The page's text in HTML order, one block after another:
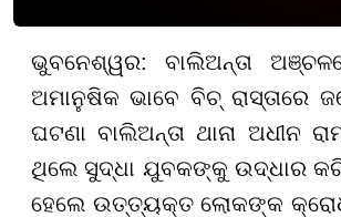
ଭୁବନେଶ୍ୱର: ବାଲିଅନ୍ତା
ଅମାନୁଷିକ ଭାବେ ବିଚ୍ ରାସ୍ତାରେ
ଘଟଣା ବାଲିଅନ୍ତା ଥାନା ଅଧୀନ
ଥିଲେ ସୁଦ୍ଧା ଯୁବକଙ୍କୁ ଉଦ୍ଧାର
ହେଲେ ଉତ୍ତ୍ୟକ୍ତ ଲୋକଙ୍କ କ୍ରୋଧ